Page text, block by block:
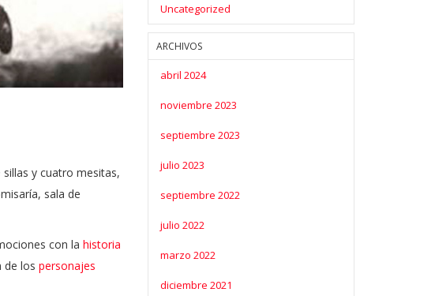
y cuatro mesitas,
sala de
con lahistoria
de lospersonajes
Uncategorized
ARCHIVOS
abril 2024
noviembre 2023
septiembre 2023
julio 2023
septiembre 2022
julio 2022
marzo 2022
diciembre 2021